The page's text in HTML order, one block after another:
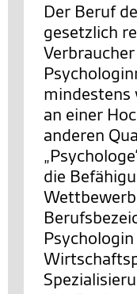
Der Beruf
gesetzlich
mindestens
an einer
anderen
die